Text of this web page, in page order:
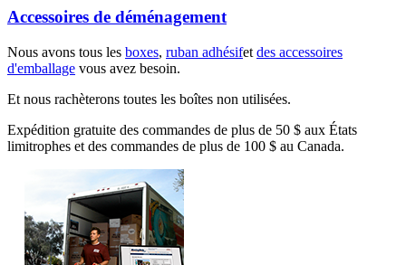
Accessoires de déménagement
Nous avons tous les boxes, ruban adhésifet des accessoires
d'emballage vous avez besoin.
Et nous rachèterons toutes les boîtes non utilisées.
Expédition gratuite des commandes de plus de 50 $ aux États
limitrophes et des commandes de plus de 100 $ au Canada.